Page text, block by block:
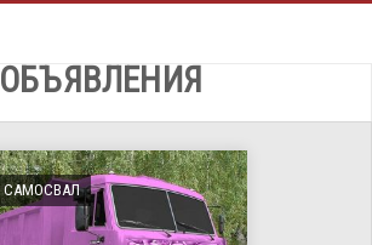
ОБЪЯВЛЕНИЯ
САМОСВАЛ